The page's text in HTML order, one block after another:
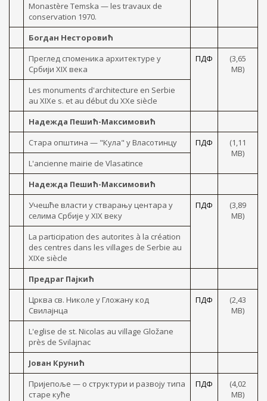
Monastère Temska — les travaux de
conservation 1970.
Богдан Несторовић
Преглед споменика архитектуре y
Србији XIX века
ПДФ
(3,65
MB)
Les monuments d'architecture en Serbie
au XIXe s. et au début du XXe siècle
Надежда Пешић-Максимовић
Стара општина — "Кула" y Власотинцу
ПДФ
(1,11
МB)
L'ancienne mairie de Vlasatince
Надежда Пешић-Максимовић
Учешће власти y стварању центара y
селима Србије y XIX веку
ПДФ
(3,89
MB)
La participation des autorites à la création
des centres dans les villages de Serbie au
XIXe siècle
Предраг Пајкић
Црква св. Николе y Гложану код
Свилајнца
ПДФ
(2,43
МB)
L'eglise de st. Nicolas au village Gložane
près de Svilajnac
Јован Крунић
Пријепоље — о структури и развоју типа
старе куће
ПДФ
(4,02
MB)